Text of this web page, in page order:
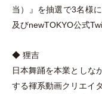
当 ） 』を抽選で3名様
及びnewTOKYO公式
◆ 狸吉
日本舞踊を本業としな
する褌系動画クリエイ